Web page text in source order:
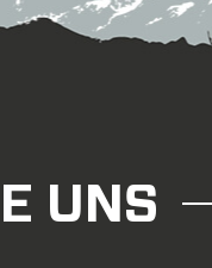
UNS